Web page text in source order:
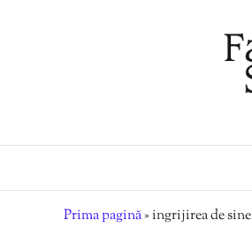
Prima pagină»ingrijirea de sine